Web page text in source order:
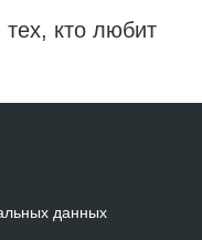
кто любит
данных